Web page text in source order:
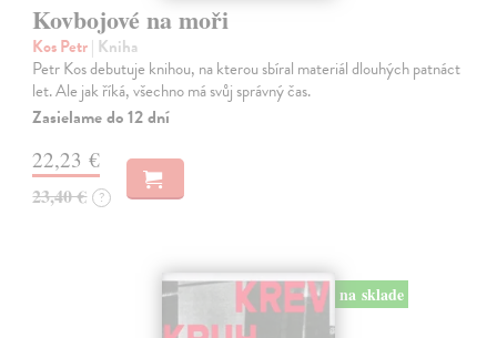
Kovbojové na moři
Kos Petr| Kniha
Petr Kos debutuje knihou, na kterou sbíral materiál dlouhých patnáct
let. Ale jak říká, všechno má svůj správný čas.
Zasielame do 12 dní
22,23 €
23,40 € ?
na sklade